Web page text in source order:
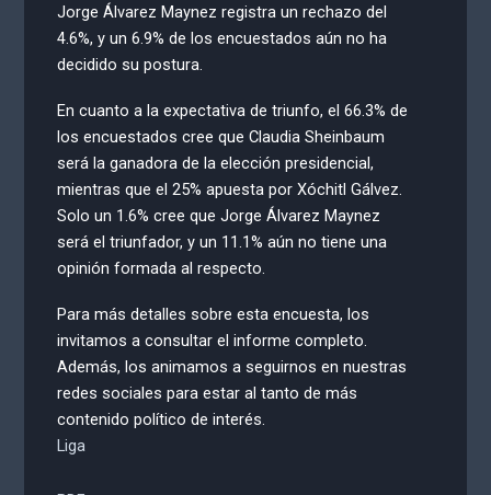
Jorge Álvarez Maynez registra un rechazo del
4.6%, y un 6.9% de los encuestados aún no ha
decidido su postura.
En cuanto a la expectativa de triunfo, el 66.3% de
los encuestados cree que Claudia Sheinbaum
será la ganadora de la elección presidencial,
mientras que el 25% apuesta por Xóchitl Gálvez.
Solo un 1.6% cree que Jorge Álvarez Maynez
será el triunfador, y un 11.1% aún no tiene una
opinión formada al respecto.
Para más detalles sobre esta encuesta, los
invitamos a consultar el informe completo.
Además, los animamos a seguirnos en nuestras
redes sociales para estar al tanto de más
contenido político de interés.
Liga